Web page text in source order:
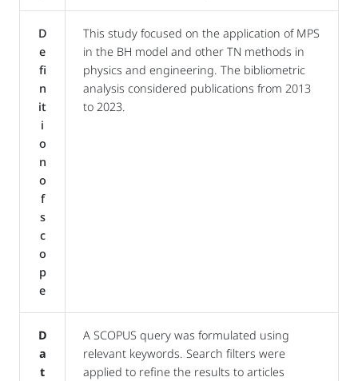
D
e
fi
n
it
i
o
n
o
f
s
c
o
p
e
This study focused on the application of MPS
in the BH model and other TN methods in
physics and engineering. The bibliometric
analysis considered publications from 2013
to 2023.
D
a
t
A SCOPUS query was formulated using
relevant keywords. Search filters were
applied to refine the results to articles